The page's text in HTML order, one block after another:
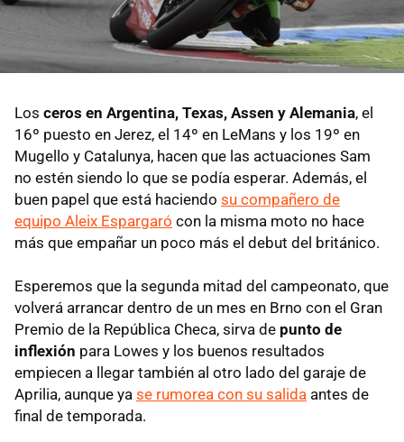
Los ceros en Argentina, Texas, Assen y Alemania, el
16º puesto en Jerez, el 14º en LeMans y los 19º en
Mugello y Catalunya, hacen que las actuaciones Sam
no estén siendo lo que se podía esperar. Además, el
buen papel que está haciendo su compañero de
equipo Aleix Espargaró con la misma moto no hace
más que empañar un poco más el debut del británico.
Esperemos que la segunda mitad del campeonato, que
volverá arrancar dentro de un mes en Brno con el Gran
Premio de la República Checa, sirva de punto de
inflexión para Lowes y los buenos resultados
empiecen a llegar también al otro lado del garaje de
Aprilia, aunque ya se rumorea con su salida antes de
final de temporada.